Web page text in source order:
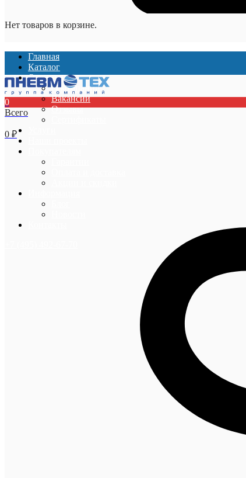
Нет товаров в корзине.
Главная
Каталог
О компании
О компании
Вакансии
Отзывы
0
Всего
0 ₽